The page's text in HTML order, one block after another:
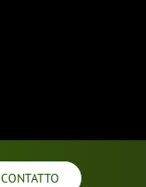
CONTATTO